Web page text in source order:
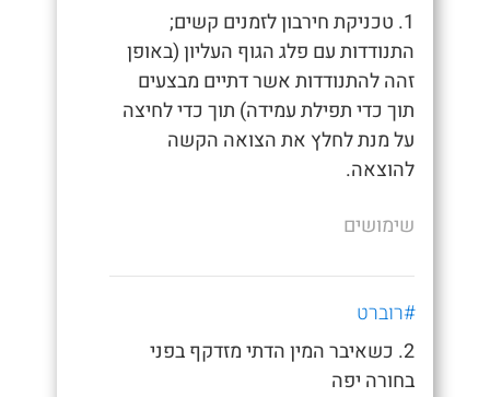
1. טכניקת חירבון לזמנים קשים;
התנודדות עם פלג הגוף העליון (באופן
זהה להתנודדות אשר דתיים מבצעים
תוך כדי תפילת עמידה) תוך כדי לחיצה
על מנת לחלץ את הצואה הקשה
להוצאה.
שימושים
#רוברט
2. כשאיבר המין הדתי מזדקף בפני
בחורה יפה